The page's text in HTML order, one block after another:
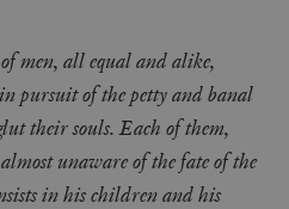
men, all equal and alike,
pursuit of the petty and banal
their souls. Each of them,
unaware of the fate of the
in his children and his